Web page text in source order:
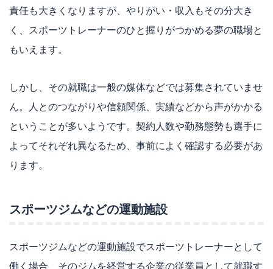
責任も大きくなりますが、やりがい・収入もその分大き
く、スポーツトレーナーのひと握りがつかめる夢の職場と
もいえます。
しかし、その就職は一般の媒体などでは募集されていませ
ん。人とのつながりや信頼関係、実績などから声がかかる
ということが多いようです。契約人数や勤務態勢も選手に
よってそれぞれ異なるため、事前によく確認する必要があ
ります。
スポーツジムなどの運動施設
スポーツジムなどの運動施設でスポーツトレーナーとして
働く場合、そのジムを経営する企業の従業員として就職す